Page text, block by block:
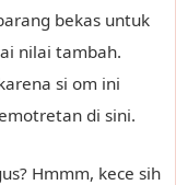
bekas untuk
nilai tambah.
si om ini
di sini.
Hmmm, kece sih